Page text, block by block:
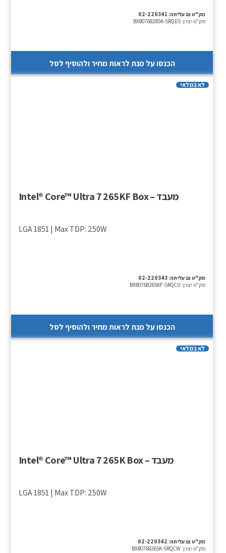
מק"ט צג עליתה: 02-220341
מק"ט יצרן: BX80768285K-SRQD5
הכנסו על מנת לראות מחיר ולהוסיף לסל
לא במלאי
מעבד – Intel® Core™ Ultra 7 265KF Box
LGA 1851 | Max TDP: 250W
מק"ט צג עליתה: 02-220343
מק"ט יצרן: BX80768265KF-SRQCU
הכנסו על מנת לראות מחיר ולהוסיף לסל
לא במלאי
מעבד – Intel® Core™ Ultra 7 265K Box
LGA 1851 | Max TDP: 250W
מק"ט צג עליתה: 02-220342
מק"ט יצרן: BX80768265K-SRQCW